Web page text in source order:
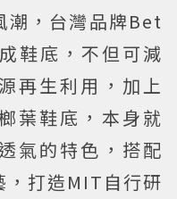
潮，台灣品牌Bet
鞋底，不但可減
再生利用，加上
葉鞋底，本身就
氣的特色，搭配
，打造MIT自行研